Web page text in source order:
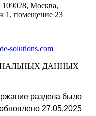
Москва,
1, помещение 23
solutions.com
ДАННЫХ
раздела было
обновлено 27.05.2025